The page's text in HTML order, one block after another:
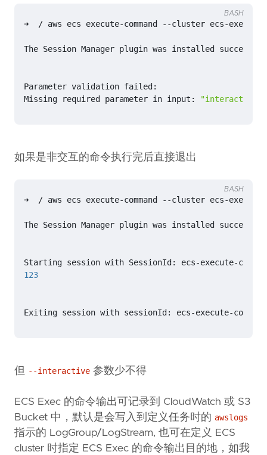
➜  / aws ecs execute-command --cluster ecs-exec-
Missing required parameter in input: "interactive"
BASH
如果是非交互的命令执行完后直接退出
➜  / aws ecs execute-command --cluster ecs-exec-
123
Exiting session with sessionId: ecs-execute-
BASH
但 --interactive 参数少不得
ECS Exec 的命令输出可记录到 CloudWatch 或 S3
Bucket 中，默认是会写入到定义任务时的 awslogs
指示的 LogGroup/LogStream, 也可在定义 ECS
cluster 时指定 ECS Exec 的命令输出目的地，如我